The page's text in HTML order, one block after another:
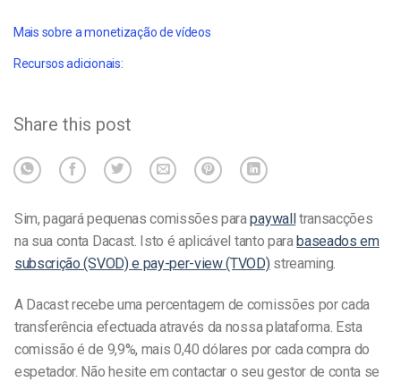
Mais sobre a monetização de vídeos
Recursos adicionais:
Share this post
Sim, pagará pequenas comissões parapaywall transacções
na sua conta Dacast. Isto é aplicável tanto para baseados em
subscrição (SVOD) e pay-per-view (TVOD)streaming.
A Dacast recebe uma percentagem de comissões por cada
transferência efectuada através da nossa plataforma. Esta
comissão é de 9,9%, mais 0,40 dólares por cada compra do
espetador. Não hesite em contactar o seu gestor de conta se